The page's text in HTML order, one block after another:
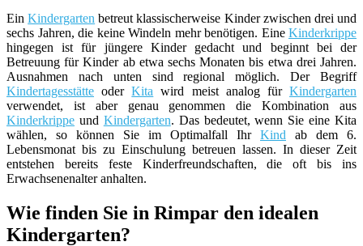
EinKindergarten betreut klassischerweise Kinder zwischen drei und
sechs Jahren, die keine Windeln mehr benötigen. Eine Kinderkrippe
hingegen ist für jüngere Kinder gedacht und beginnt bei der
Betreuung für Kinder ab etwa sechs Monaten bis etwa drei Jahren.
Ausnahmen nach unten sind regional möglich. Der Begriff
Kindertagesstätte oderKita wird meist analog fürKindergarten
verwendet, ist aber genau genommen die Kombination aus
Kinderkrippe und Kindergarten. Das bedeutet, wenn Sie eine Kita
wählen, so können Sie im Optimalfall Ihr Kind ab dem 6.
Lebensmonat bis zu Einschulung betreuen lassen. In dieser Zeit
entstehen bereits feste Kinderfreundschaften, die oft bis ins
Erwachsenenalter anhalten.
Wie finden Sie in Rimpar den idealen
Kindergarten?